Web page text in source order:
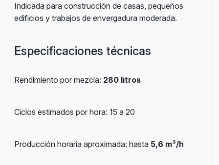
Indicada para construcción de casas, pequeños
edificios y trabajos de envergadura moderada.
Especificaciones técnicas
Rendimiento por mezcla: 280 litros
Ciclos estimados por hora: 15 a 20
Producción horaria aproximada: hasta 5,6 m³/h